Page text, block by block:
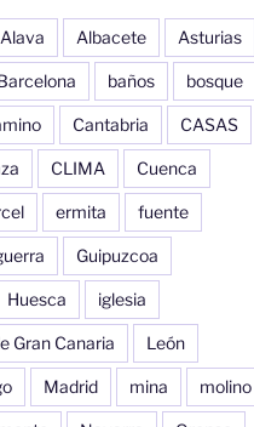
Alava Albacete Asturias
baños bosque
Cantabria CASAS
CLIMA Cuenca
ermita fuente
Guipuzcoa
Huesca iglesia
Gran Canaria León
Madrid mina molino